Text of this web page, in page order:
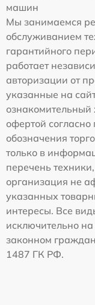
машин
Мы занимаемся
обслуживанием
гарантийного
работает
авторизации от
указанные на
ознакомительный
офертой
обозначения
только в
перечень
организация не
указанных
интересы. Все
исключительно
законном
1487 ГК РФ.